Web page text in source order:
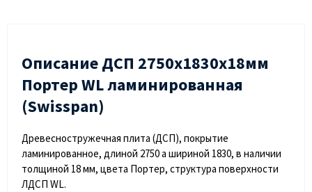
Описание ДСП 2750х1830х18мм
Портер WL ламинированная
(Swisspan)
Древесностружечная плита (ДСП), покрытие
ламинированное, длиной 2750 а шириной 1830, в наличии
толщиной 18 мм, цвета Портер, структура поверхности
ЛДСП WL.